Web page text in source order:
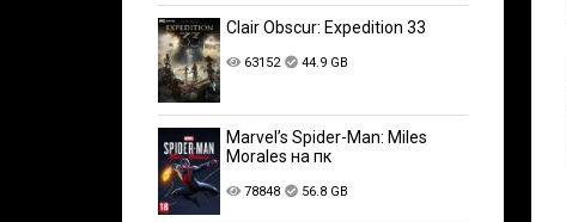
Clair Obscur: Expedition 33
63152 44.9 GB
Marvel’s Spider-Man: Miles
Morales на пк
78848 56.8 GB